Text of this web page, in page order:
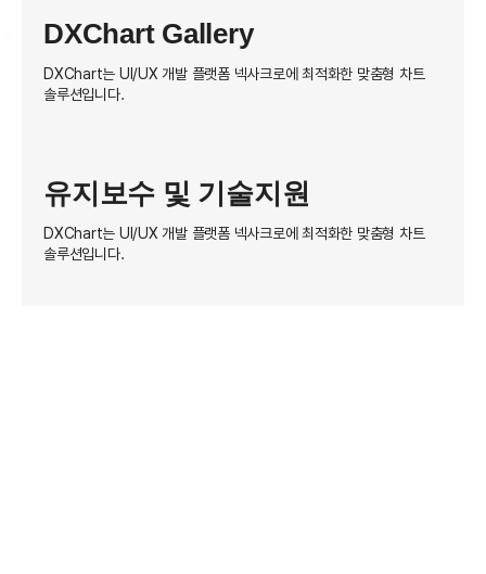
DXChart Gallery
DXChart는 UI/UX 개발 플랫폼 넥사크로에 최적화한 맞춤형 차트
솔루션입니다.
유지보수 및 기술지원
DXChart는 UI/UX 개발 플랫폼 넥사크로에 최적화한 맞춤형 차트
솔루션입니다.